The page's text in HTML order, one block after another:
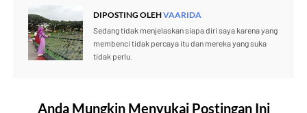
DIPOSTING OLEHVAARIDA
Sedang tidak menjelaskan siapa diri saya karena yang
membenci tidak percaya itu dan mereka yang suka
tidak perlu.
Anda Mungkin Menyukai Postingan Ini